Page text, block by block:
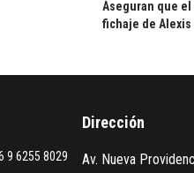
Aseguran que el
fichaje de Alexis
9 6255 8029
Dirección
Av. Nueva